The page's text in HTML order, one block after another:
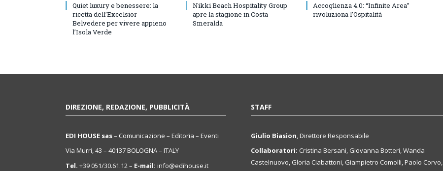
Quiet luxury e benessere: la
ricetta dell’Excelsior
Belvedere per vivere appieno
l’Isola Verde
Nikki Beach Hospitality Group
apre la stagione in Costa
Smeralda
Accoglienza 4.0: “Infinite Area”
rivoluziona l’Ospitalità
DIREZIONE, REDAZIONE, PUBBLICITÀ
EDI HOUSE sas– Comunicazione – Editoria – Eventi
Via Murri, 43 – 40137 BOLOGNA – ITALY
Tel. +39 051/30.61.12 – E-mail: info@edihouse.it
STAFF
Giulio Biasion , Direttore Responsabile
Collaboratori: Cristina Bersani, Giovanna Botteri, Wanda
Castelnuovo, Gloria Ciabattoni, Giampietro Comolli, Paolo Corvo,